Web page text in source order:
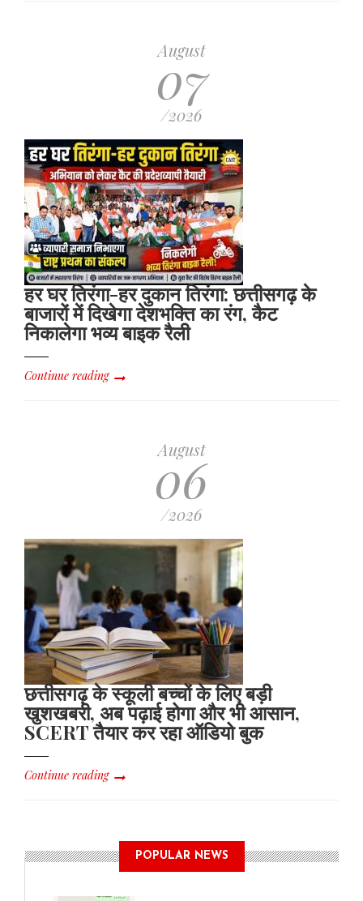
August
07
/2026
हर घर तिरंगा-हर दुकान तिरंगा: छत्तीसगढ़ के
बाजारों में दिखेगा देशभक्ति का रंग, कैट
निकालेगा भव्य बाइक रैली
Continue reading
August
06
/2026
छत्तीसगढ़ के स्कूली बच्चों के लिए बड़ी
खुशखबरी, अब पढ़ाई होगा और भी आसान,
SCERT तैयार कर रहा ऑडियो बुक
Continue reading
POPULAR NEWS